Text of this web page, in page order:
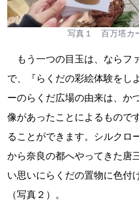
写真１ 百万塔カ
もう一つの目玉は、ならフ
で、『らくだの彩絵体験をし
ーのらくだ広場の由来は、か
像があったことによるもので
ることができます。シルクロ
から奈良の都へやってきた唐
い思いにらくだの置物に色付
（写真２）。